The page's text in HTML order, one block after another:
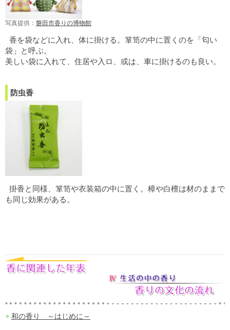
写真提供： 磐田市香りの博物館
香を袋などに入れ、体に掛ける。箪笥の中に置くのを「匂い
袋」と呼ぶ。
美しい袋に入れて、住居や入ロ、或は、車に掛けるのも良い。
防虫香
掛香と同様、箪笥や衣装箱の中に置く。樟や白檀は材のままで
も同じ効果がある。
和の香り ～はじめに～